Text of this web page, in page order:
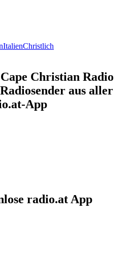
ItalienChristlich
Christian Radio
aus aller
App
radio.at App